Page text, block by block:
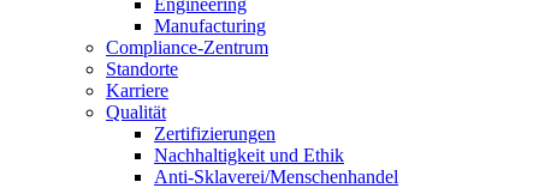
Engineering
Manufacturing
Compliance-Zentrum
Standorte
Karriere
Qualität
Zertifizierungen
Nachhaltigkeit und Ethik
Anti-Sklaverei/Menschenhandel